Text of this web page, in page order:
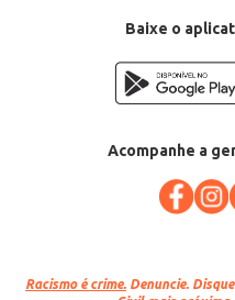
Baixe o
Acompanhe a
Racismo é crime. Denuncie.